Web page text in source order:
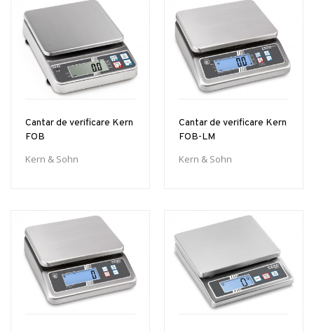
Cantar de verificare Kern
FOB
Kern & Sohn
Cantar de verificare Kern
FOB-LM
Kern & Sohn